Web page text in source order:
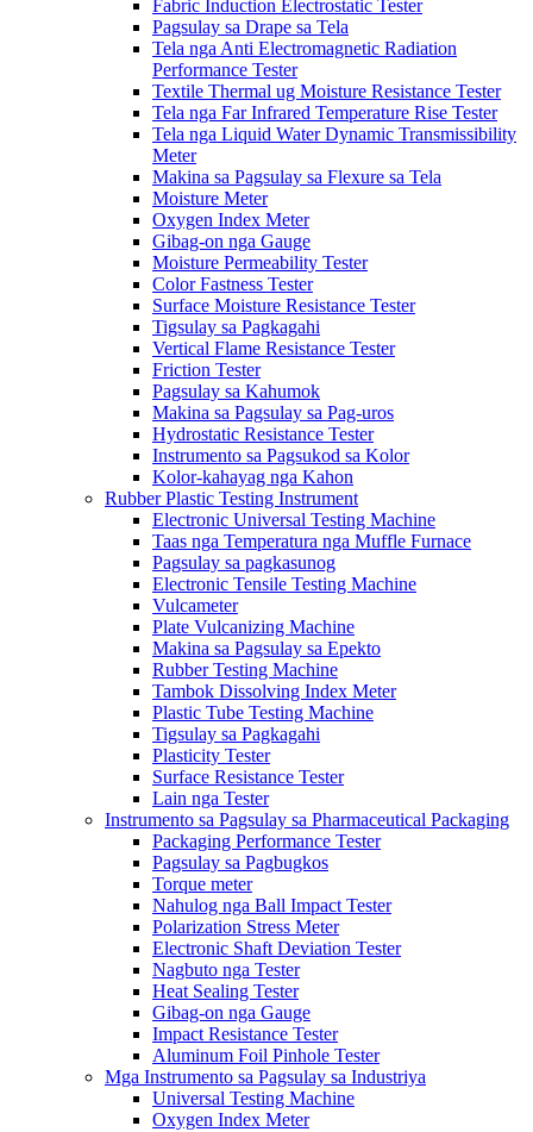
Fabric Induction Electrostatic Tester
Pagsulay sa Drape sa Tela
Tela nga Anti Electromagnetic Radiation
Performance Tester
Textile Thermal ug Moisture Resistance Tester
Tela nga Far Infrared Temperature Rise Tester
Tela nga Liquid Water Dynamic Transmissibility
Meter
Makina sa Pagsulay sa Flexure sa Tela
Moisture Meter
Oxygen Index Meter
Gibag-on nga Gauge
Moisture Permeability Tester
Color Fastness Tester
Surface Moisture Resistance Tester
Tigsulay sa Pagkagahi
Vertical Flame Resistance Tester
Friction Tester
Pagsulay sa Kahumok
Makina sa Pagsulay sa Pag-uros
Hydrostatic Resistance Tester
Instrumento sa Pagsukod sa Kolor
Kolor-kahayag nga Kahon
Rubber Plastic Testing Instrument
Electronic Universal Testing Machine
Taas nga Temperatura nga Muffle Furnace
Pagsulay sa pagkasunog
Electronic Tensile Testing Machine
Vulcameter
Plate Vulcanizing Machine
Makina sa Pagsulay sa Epekto
Rubber Testing Machine
Tambok Dissolving Index Meter
Plastic Tube Testing Machine
Tigsulay sa Pagkagahi
Plasticity Tester
Surface Resistance Tester
Lain nga Tester
Instrumento sa Pagsulay sa Pharmaceutical Packaging
Packaging Performance Tester
Pagsulay sa Pagbugkos
Torque meter
Nahulog nga Ball Impact Tester
Polarization Stress Meter
Electronic Shaft Deviation Tester
Nagbuto nga Tester
Heat Sealing Tester
Gibag-on nga Gauge
Impact Resistance Tester
Aluminum Foil Pinhole Tester
Mga Instrumento sa Pagsulay sa Industriya
Universal Testing Machine
Oxygen Index Meter